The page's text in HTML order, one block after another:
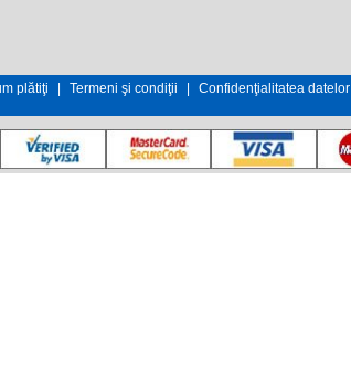
plătiţi Termeni şi condiţii Confidenţialitatea datelor